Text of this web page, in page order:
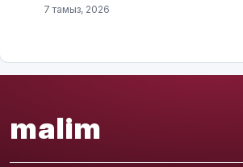
7 тамыз, 2026
malim